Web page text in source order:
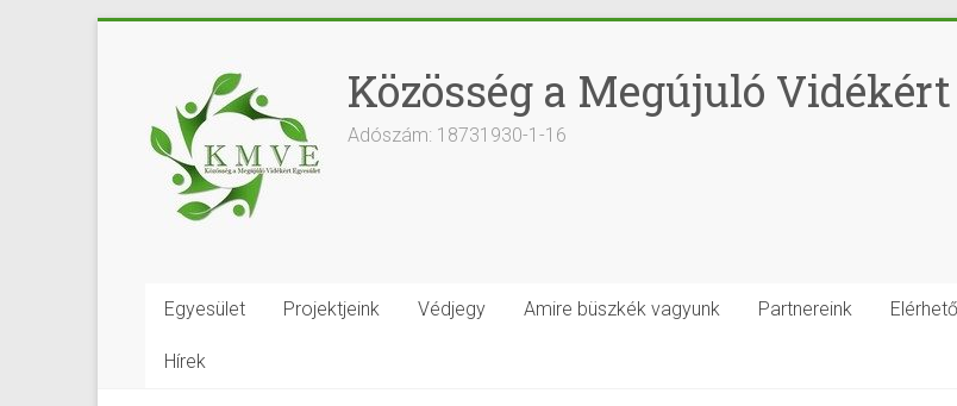
Közösség a Megújuló
Adószám: 18731930-1-16
Egyesület Projektjeink Védjegy Amire büszkék vagyunk Partnereink
Hírek